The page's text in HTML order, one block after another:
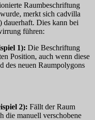
Raumbeschriftung
merkt sich cadvilla
Dies kann bei
führen:
1): Die Beschriftung
Position, auch wenn diese
des neuen Raumpolygons
2): Fällt der Raum
die manuell verschobene